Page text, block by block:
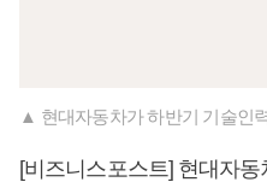
▲ 현대자동차가 하반기 기술인
[비즈니스포스트] 현대자